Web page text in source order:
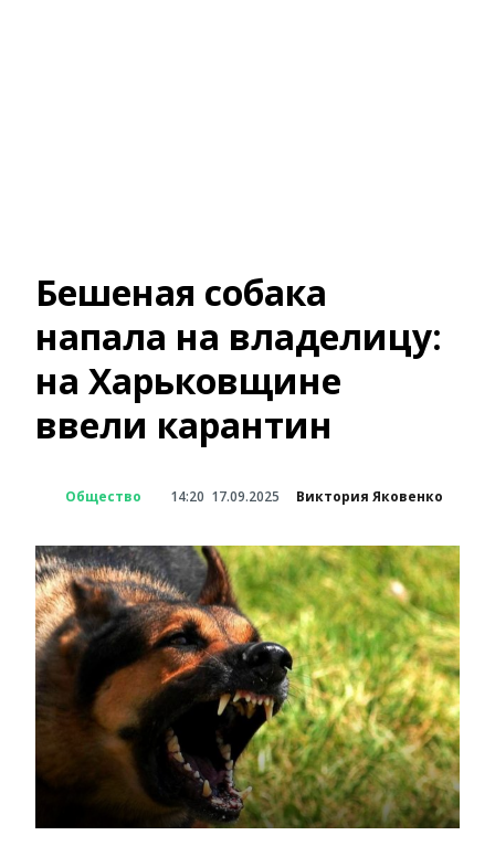
Бешеная собака
напала на владелицу:
на Харьковщине
ввели карантин
Общество 14:20 17.09.2025 Виктория Яковенко